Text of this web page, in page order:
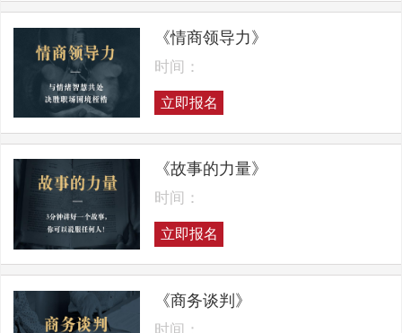
《情商领导力》
时间：
立即报名
《故事的力量》
时间：
立即报名
《商务谈判》